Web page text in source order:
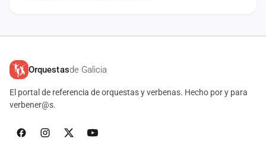
Orquestasde Galicia
El portal de referencia de orquestas y verbenas. Hecho por y para
verbener@s.